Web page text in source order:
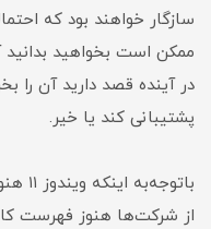
سازگار خواهند بود که
ممکن است بخواهید بدانید
پشتیبانی کند یا خیر.
از شرکت‌ها هنوز فهرست